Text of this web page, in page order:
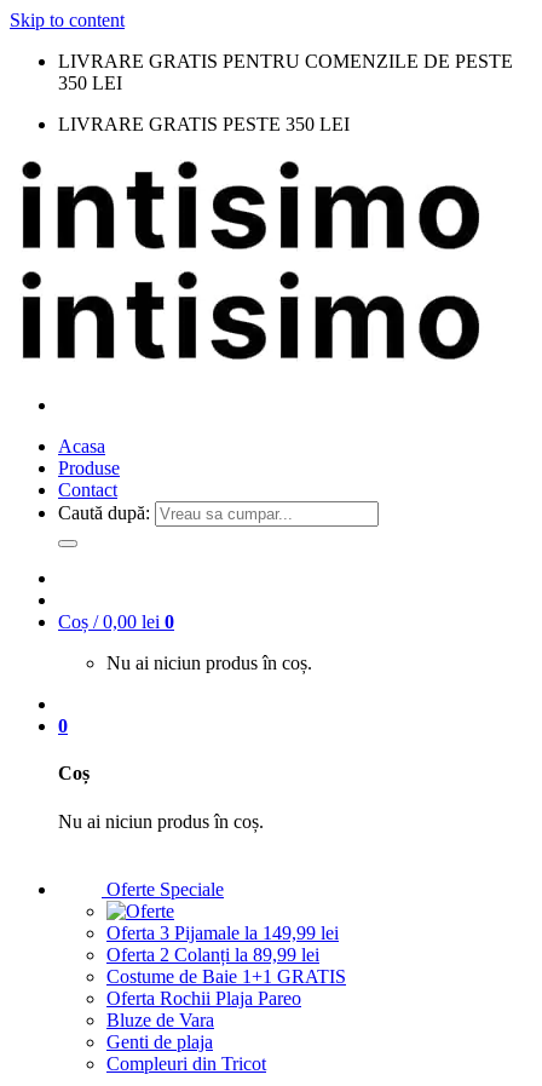
Skip to content
LIVRARE GRATIS PENTRU COMENZILE DE PESTE
350 LEI
LIVRARE GRATIS PESTE 350 LEI
Acasa
Produse
Contact
Caută după:
Coș /0,00 lei 0
Nu ai niciun produs în coș.
0
Coș
Nu ai niciun produs în coș.
Oferte Speciale
Oferta 3 Pijamale la 149,99 lei
Oferta 2 Colanți la 89,99 lei
Costume de Baie 1+1 GRATIS
Oferta Rochii Plaja Pareo
Bluze de Vara
Genti de plaja
Compleuri din Tricot